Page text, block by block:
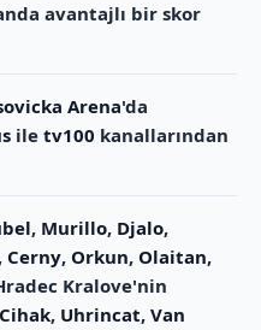
avantajlı bir skor
Arena'da
ile tv100 kanallarından
, Murillo, Djalo,
, Cerny, Orkun, Olaitan,
Kralove'nin
Cihak, Uhrincat, Van